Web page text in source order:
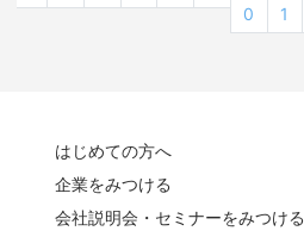
0
1
はじめての方へ
企業をみつける
会社説明会・セミナーをみつける